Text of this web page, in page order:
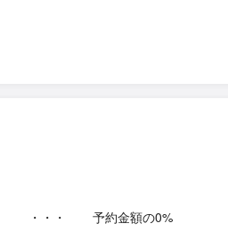
・・・
予約金額の0%